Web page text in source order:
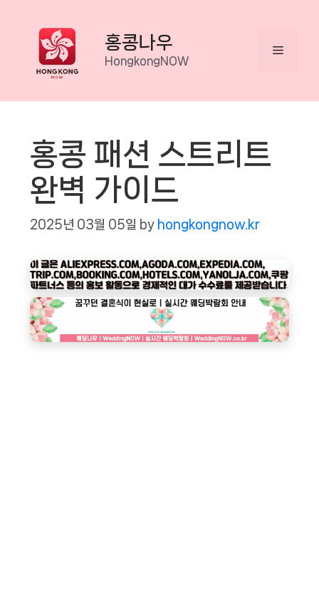
content
홍콩나우
HongkongNOW
Menu
홍콩 패션 스트리트
완벽 가이드
2025년 03월 05일 by hongkongnow.kr